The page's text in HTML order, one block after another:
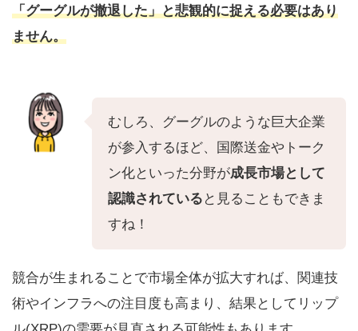
「グーグルが撤退した」と悲観的に捉える必要はあり
ません。
むしろ、グーグルのような巨大企業
が参入するほど、国際送金やトーク
ン化といった分野が成長市場として
認識されている と見ることもできま
すね！
競合が生まれることで市場全体が拡大すれば、関連技
術やインフラへの注目度も高まり、結果としてリップ